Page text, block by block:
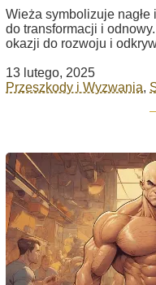
Wieża symbolizuje
do transformacji i
okazji do rozwoju i
13 lutego, 2025
Przeszkody i Wyzwania,